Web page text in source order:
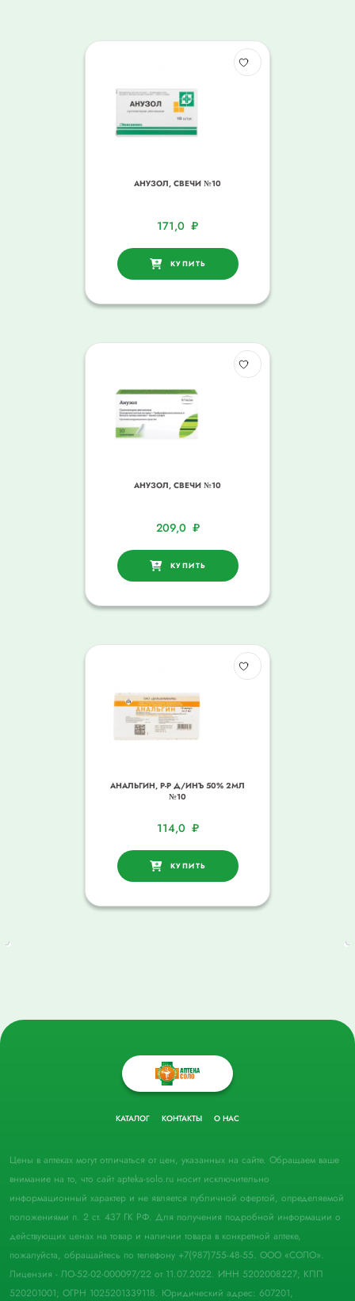
АНУЗОЛ, СВЕЧИ №10
171,0 ₽
КУПИТЬ
АНУЗОЛ, СВЕЧИ №10
209,0 ₽
КУПИТЬ
АНАЛЬГИН, Р-Р Д/ИНЪ 50% 2МЛ
№10
114,0 ₽
КУПИТЬ
КАТАЛОГ КОНТАКТЫ О НАС
Цены в аптеках могут отличаться от цен, указанных на сайте. Обращаем ваше
внимание на то, что сайт apteka-solo.ru носит исключительно
информационный характер и не является публичной офертой, определяемой
положениями п. 2 ст. 437 ГК РФ. Для получения подробной информации о
действующих ценах на товар и наличии товара в конкретной аптеке,
пожалуйста, обращайтесь по телефону +7(987)755-48-55. ООО «СОЛО».
Лицензия - ЛО-52-02-000097/22 от 11.07.2022. ИНН 5202008227; КПП
520201001; ОГРН 1025201339118. Юридический адрес: 607201,